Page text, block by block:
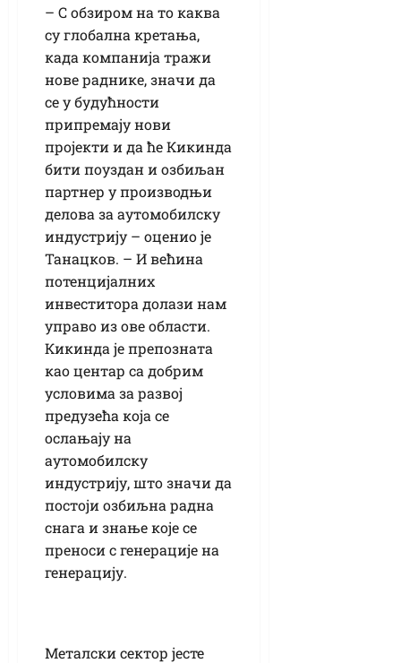
– С обзиром на то каква
су глобална кретања,
када компанија тражи
нове раднике, значи да
се у будућности
припремају нови
пројекти и да ће Кикинда
бити поуздан и озбиљан
партнер у производњи
делова за аутомобилску
индустрију – оценио је
Танацков. – И већина
потенцијалних
инвеститора долази нам
управо из ове области.
Кикинда је препозната
као центар са добрим
условима за развој
предузећа која се
ослањају на
аутомобилску
индустрију, што значи да
постоји озбиљна радна
снага и знање које се
преноси с генерације на
генерацију.
Металски сектор јесте